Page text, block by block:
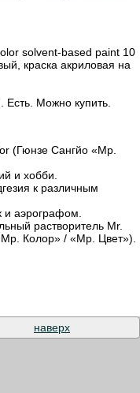
solvent-based paint 10
краска акриловая на
Можно купить.
(Гюнзе Сангйо «Мр.
и хобби.
к различным
и аэрографом.
растворитель Mr.
Колор» / «Мр. Цвет»).
наверх